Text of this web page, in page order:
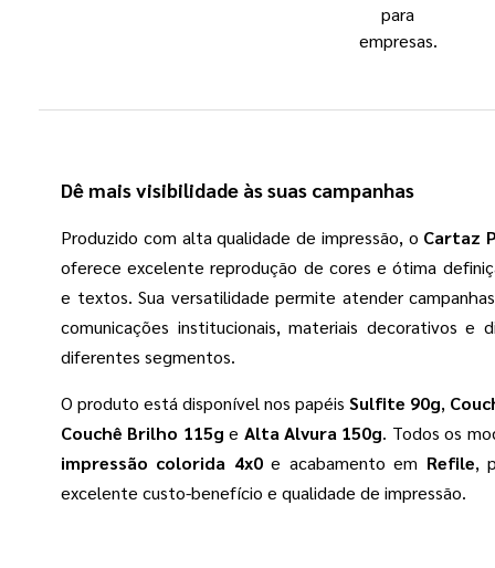
para
empresas.
Dê mais visibilidade às suas campanhas
Produzido com alta qualidade de impressão, o Cartaz
oferece excelente reprodução de cores e ótima
e textos. Sua versatilidade permite atender
comunicações institucionais, materiais decorativos e
diferentes segmentos.
O produto está disponível nos papéis Sulfite 90g,
Couchê Brilho 115g e Alta Alvura 150g. Todos os
impressão colorida 4x0e acabamento em Refile,
excelente custo-benefício e qualidade de impressão.